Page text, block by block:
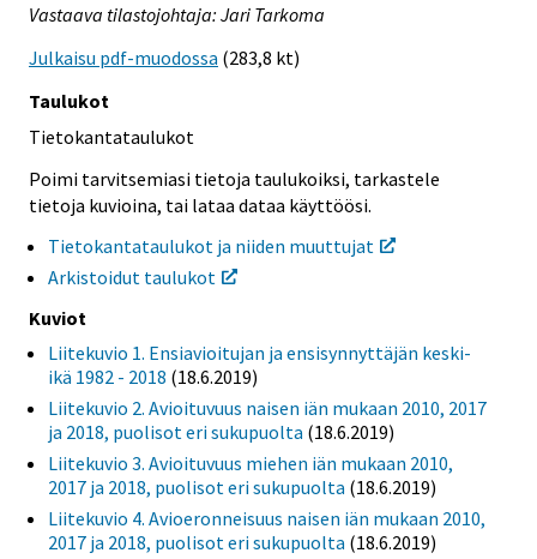
Vastaava tilastojohtaja: Jari Tarkoma
Julkaisu pdf-muodossa (283,8 kt)
Taulukot
Tietokantataulukot
Poimi tarvitsemiasi tietoja taulukoiksi, tarkastele
tietoja kuvioina, tai lataa dataa käyttöösi.
Tietokantataulukot ja niiden muuttujat
Arkistoidut taulukot
Kuviot
Liitekuvio 1. Ensiavioitujan ja ensisynnyttäjän keski-
ikä 1982 - 2018 (18.6.2019)
Liitekuvio 2. Avioituvuus naisen iän mukaan 2010, 2017
ja 2018, puolisot eri sukupuolta (18.6.2019)
Liitekuvio 3. Avioituvuus miehen iän mukaan 2010,
2017 ja 2018, puolisot eri sukupuolta (18.6.2019)
Liitekuvio 4. Avioeronneisuus naisen iän mukaan 2010,
2017 ja 2018, puolisot eri sukupuolta (18.6.2019)